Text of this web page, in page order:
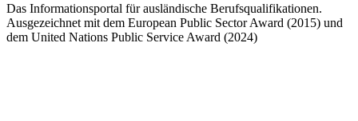
Das Informationsportal für ausländische Berufsqualifikationen.
Ausgezeichnet mit dem European Public Sector Award (2015) und
dem United Nations Public Service Award (2024)